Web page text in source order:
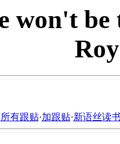
won't
所有跟贴·加跟贴·新语丝读